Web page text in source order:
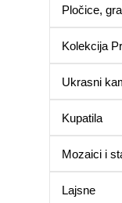
Pločice,
Kolekcija
Ukrasni
Kupatila
Mozaici i
Lajsne